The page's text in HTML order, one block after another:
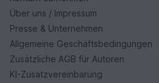
Über uns / Impressum
Presse & Unternehmen
Allgemeine Geschäftsbedingungen
Zusätzliche AGB für Autoren
KI-Zusatzvereinbarung